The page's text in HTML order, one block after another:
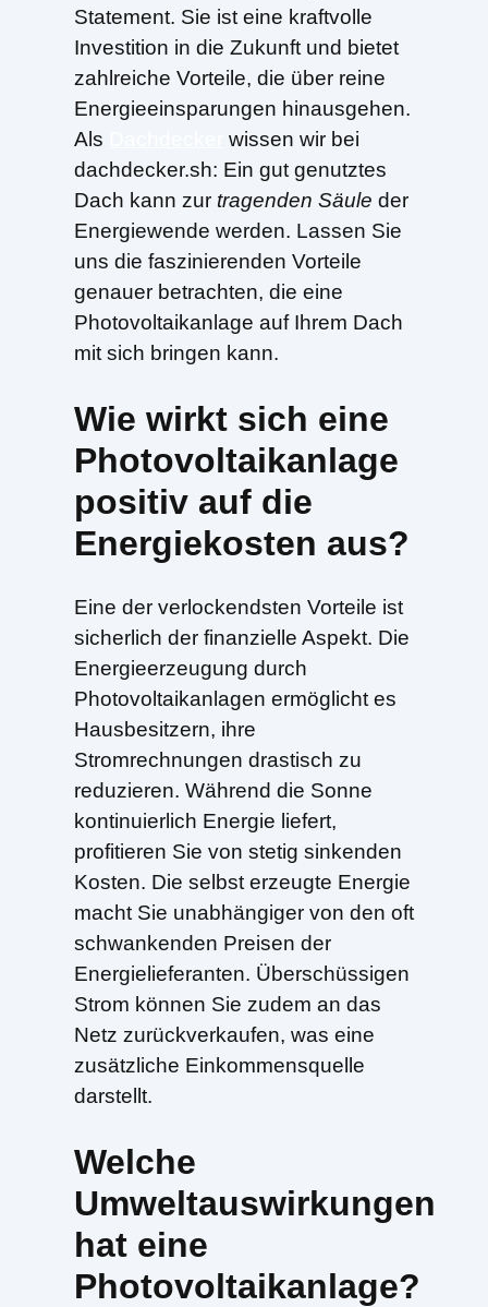
Statement. Sie ist eine kraftvolle
Investition in die Zukunft und bietet
zahlreiche Vorteile, die über reine
Energieeinsparungen hinausgehen.
Als
wissen wir bei
dachdecker.sh: Ein gut genutztes
Dach kann zur tragenden Säule der
Energiewende werden. Lassen Sie
uns die faszinierenden Vorteile
genauer betrachten, die eine
Photovoltaikanlage auf Ihrem Dach
mit sich bringen kann.
Wie wirkt sich eine
Photovoltaikanlage
positiv auf die
Energiekosten aus?
Eine der verlockendsten Vorteile ist
sicherlich der finanzielle Aspekt. Die
Energieerzeugung durch
Photovoltaikanlagen ermöglicht es
Hausbesitzern, ihre
Stromrechnungen drastisch zu
reduzieren. Während die Sonne
kontinuierlich Energie liefert,
profitieren Sie von stetig sinkenden
Kosten. Die selbst erzeugte Energie
macht Sie unabhängiger von den oft
schwankenden Preisen der
Energielieferanten. Überschüssigen
Strom können Sie zudem an das
Netz zurückverkaufen, was eine
zusätzliche Einkommensquelle
darstellt.
Welche
Umweltauswirkungen
hat eine
Photovoltaikanlage?